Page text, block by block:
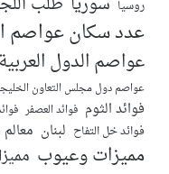
روسيا
عدد سكان عواصم
عواصم الدول العربية
عواصم دول مجلس التعاون
فوائد الثوم فوائد العصفر
فوائد خل التفاح لبنان
مميزات وعيوب